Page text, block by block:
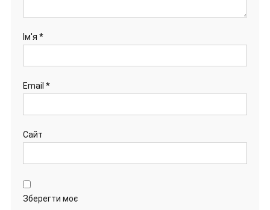
Ім'я *
Email *
Сайт
Зберегти моє